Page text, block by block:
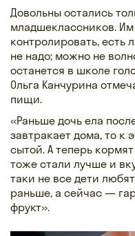
Довольны остались
младшеклассников.
контролировать, есть
не надо; можно не
останется в школе
Ольга Канчурина
пищи.
«Раньше дочь ела
завтракает дома, то к
сытой. А теперь
тоже стали лучше и
таки не все дети
раньше, а сейчас —
фрукт».